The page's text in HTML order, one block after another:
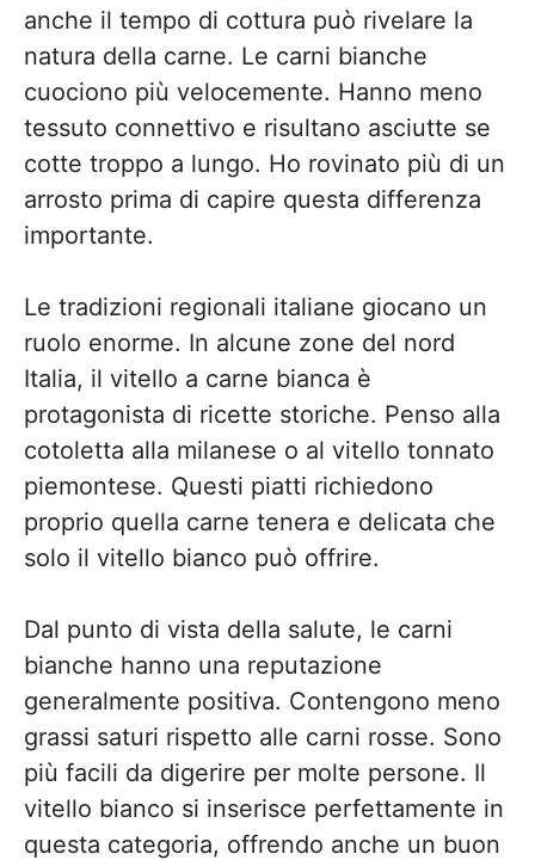
anche il tempo di cottura può rivelare la
natura della carne. Le carni bianche
cuociono più velocemente. Hanno meno
tessuto connettivo e risultano asciutte se
cotte troppo a lungo. Ho rovinato più di un
arrosto prima di capire questa differenza
importante.
Le tradizioni regionali italiane giocano un
ruolo enorme. In alcune zone del nord
Italia, il vitello a carne bianca è
protagonista di ricette storiche. Penso alla
cotoletta alla milanese o al vitello tonnato
piemontese. Questi piatti richiedono
proprio quella carne tenera e delicata che
solo il vitello bianco può offrire.
Dal punto di vista della salute, le carni
bianche hanno una reputazione
generalmente positiva. Contengono meno
grassi saturi rispetto alle carni rosse. Sono
più facili da digerire per molte persone. Il
vitello bianco si inserisce perfettamente in
questa categoria, offrendo anche un buon